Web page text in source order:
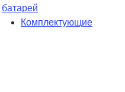
батарей
Комплектующие